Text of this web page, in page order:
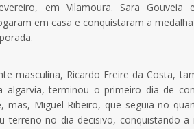
em Vilamoura. Sara Gouveia
em casa e conquistaram a
masculina, Ricardo Freire da Costa,
algarvia, terminou o primeiro dia de
mas, Miguel Ribeiro, que seguia no
terreno no dia decisivo, conquistando a